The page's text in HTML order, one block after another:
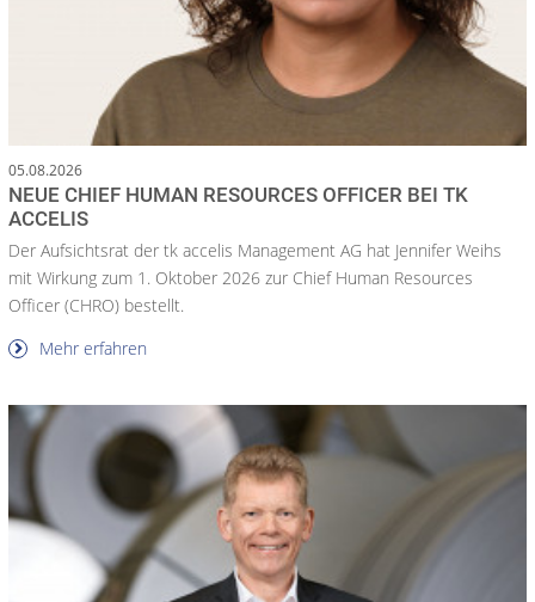
05.08.2026
NEUE CHIEF HUMAN RESOURCES OFFICER BEI TK
ACCELIS
Der Aufsichtsrat der tk accelis Management AG hat Jennifer Weihs
mit Wirkung zum 1. Oktober 2026 zur Chief Human Resources
Officer (CHRO) bestellt.
Mehr erfahren